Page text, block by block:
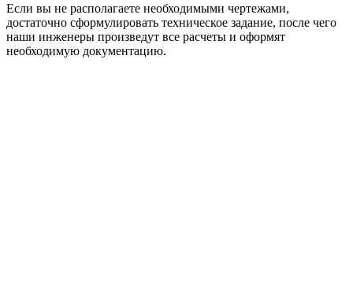
Если вы не располагаете необходимыми чертежами,
достаточно сформулировать техническое задание, после чего
наши инженеры произведут все расчеты и оформят
необходимую документацию.